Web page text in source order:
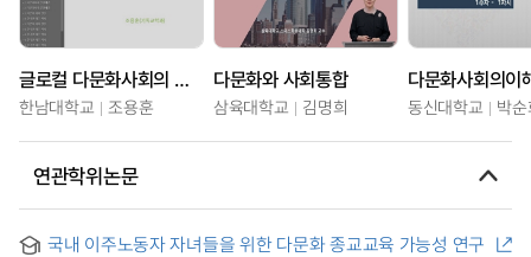
글로컬 다문화사회의 이해
한남대학교 조용훈
다문화와 사회통합
삼육대학교 김명희
다문화사회의이
동신대학교 박
연관학위논문
국내 이주노동자 자녀들을 위한 다문화 종교교육 가능성 연구